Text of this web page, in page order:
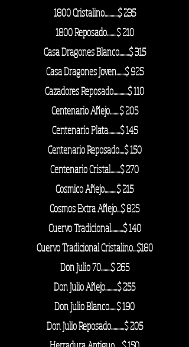
1800 Cristalino...........$ 235
1800 Reposado........$ 210
Casa Dragones Blanco........$ 315
Casa Dragones Joven.......$ 925
Cazadores Reposado............$ 110
Centenario Añejo........$ 205
Centenario Plata..........$ 145
Centenario Reposado....$ 150
Centenario Cristal........$ 270
Cosmico Añejo..........$ 215
Cosmos Extra Añejo...$ 825
Cuervo Tradicional..........$ 140
Cuervo Tradicional Cristalino...$180
Don Julio 70........$ 265
Don Julio Añejo..........$ 255
Don Julio Blanco......$ 190
Don Julio Reposado...........$ 205